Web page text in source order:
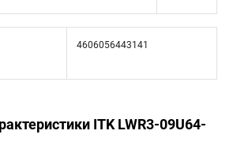
4606056443141
ITK LWR3-09U64-